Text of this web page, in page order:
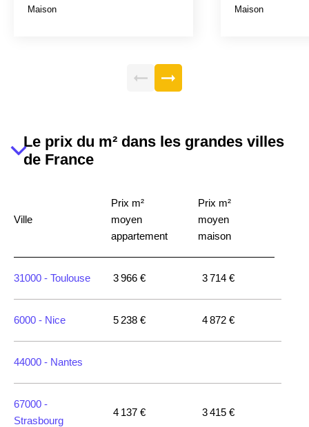
Maison Maison
Le prix du m² dans les grandes villes
de France
Ville
Prix m²
moyen
appartement
Prix m²
moyen
maison
31000 - Toulouse 3 966 € 3 714 €
6000 - Nice 5 238 € 4 872 €
44000 - Nantes
67000 -
Strasbourg
4 137 € 3 415 €